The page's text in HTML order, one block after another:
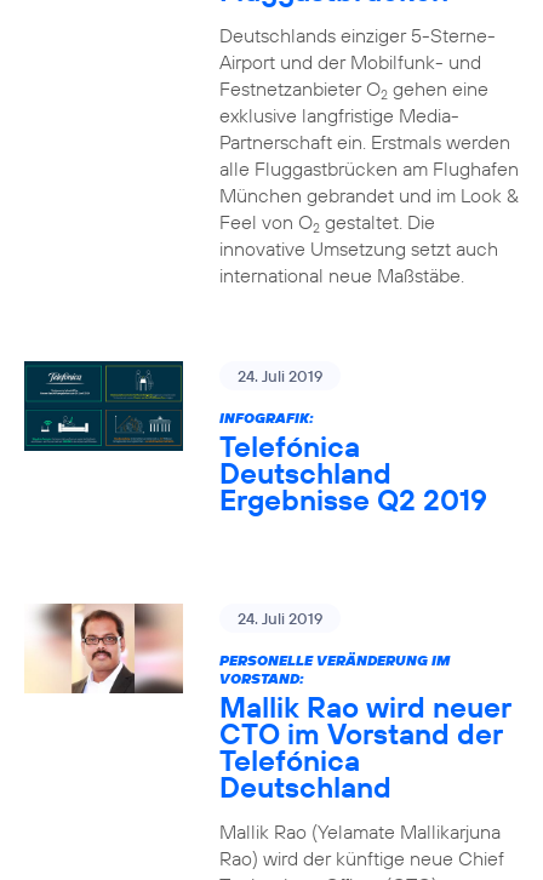
Deutschlands einziger 5-Sterne-
Airport und der Mobilfunk- und
Festnetzanbieter O2gehen eine
exklusive langfristige Media-
Partnerschaft ein. Erstmals werden
alle Fluggastbrücken am Flughafen
München gebrandet und im Look &
Feel von O2gestaltet. Die
innovative Umsetzung setzt auch
international neue Maßstäbe.
24. Juli 2019
INFOGRAFIK:
Telefónica
Deutschland
Ergebnisse Q2 2019
24. Juli 2019
PERSONELLE VERÄNDERUNG IM
VORSTAND:
Mallik Rao wird neuer
CTO im Vorstand der
Telefónica
Deutschland
Mallik Rao (Yelamate Mallikarjuna
Rao) wird der künftige neue Chief